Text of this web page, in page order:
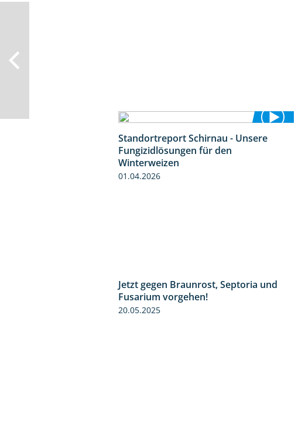
4:30
Standortreport Schirnau - Unsere
Fungizidlösungen für den
Winterweizen
01.04.2026
Jetzt gegen Braunrost, Septoria und
Fusarium vorgehen!
20.05.2025